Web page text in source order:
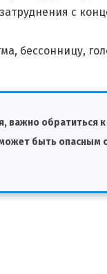
с
бессонницу,
важно обратиться
быть опасным